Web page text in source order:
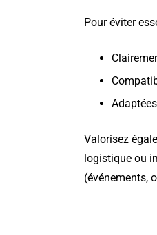
Pour éviter
Valorisez
logistique ou
(événements,